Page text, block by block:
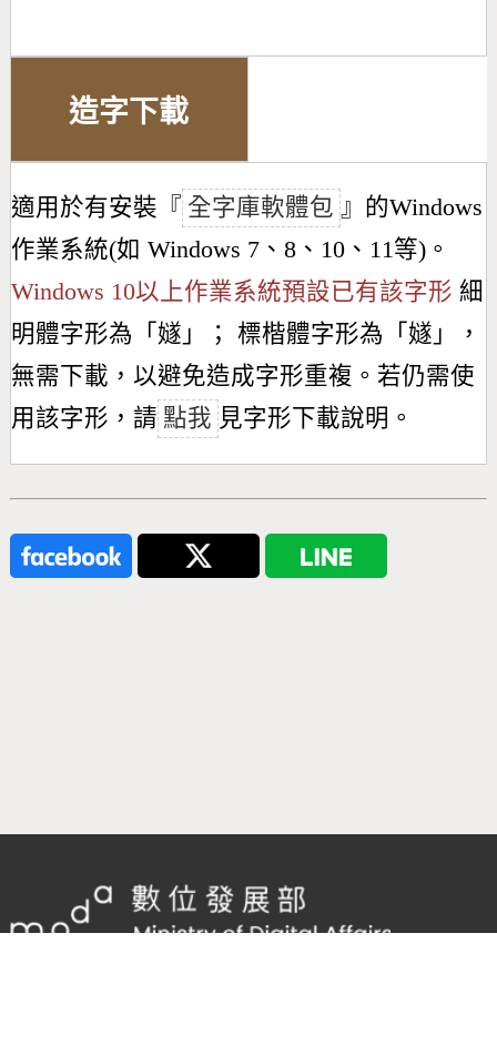
造字下載
適用於有安裝『 全字庫軟體包 』的Windows
作業系統(如 Windows 7、8、10、11等)。
Windows 10以上作業系統預設已有該字形 細
明體字形為「 嬘 」； 標楷體字形為「 嬘 」，
無需下載，以避免造成字形重複。若仍需使
用該字形，請 點我 見字形下載說明。